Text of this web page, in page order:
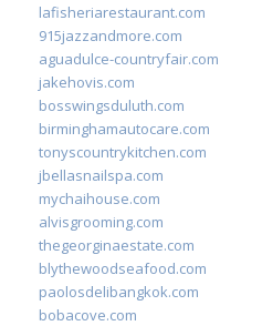
lafisheriarestaurant.com
915jazzandmore.com
aguadulce-countryfair.com
jakehovis.com
bosswingsduluth.com
birminghamautocare.com
tonyscountrykitchen.com
jbellasnailspa.com
mychaihouse.com
alvisgrooming.com
thegeorginaestate.com
blythewoodseafood.com
paolosdelibangkok.com
bobacove.com